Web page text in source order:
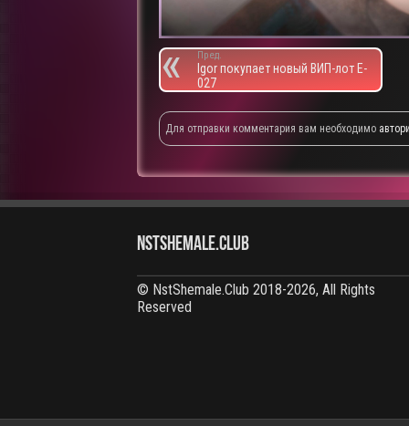
Пред.
Igor покупает новый ВИП-лот E-
027
Для отправки комментария вам необходимо
NstShemale.Club
© NstShemale.Club 2018-2026, All Rights
Reserved